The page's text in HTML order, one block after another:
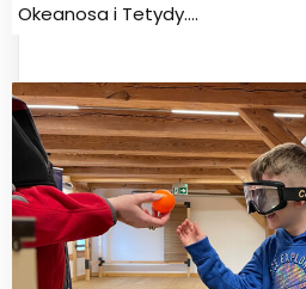
Okeanosa i Tetydy.…